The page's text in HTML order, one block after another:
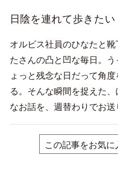
日陰を連れて歩きた
オルビス社員のひなたと
たさんの凸と凹な毎日。
ょっと残念な日だって角
る。そんな瞬間を捉えた
なお話を、週替わりでお送
この記事をお気